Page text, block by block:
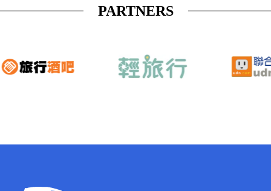
PARTNERS